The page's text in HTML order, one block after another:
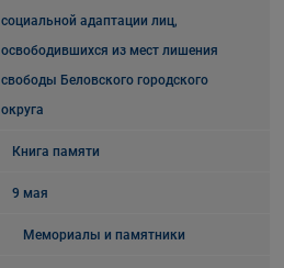
социальной адаптации лиц,
освободившихся из мест лишения
свободы Беловского городского
округа
Книга памяти
9 мая
Мемориалы и памятники